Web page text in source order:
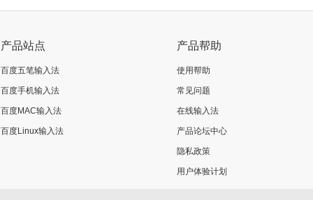
产品站点
百度五笔输入法
百度手机输入法
百度MAC输入法
百度Linux输入法
产品帮助
使用帮助
常见问题
在线输入法
产品论坛中心
隐私政策
用户体验计划